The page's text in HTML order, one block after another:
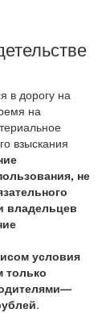
в дорогу на
на
взыскания
не
владельцев
условия
только
—
.